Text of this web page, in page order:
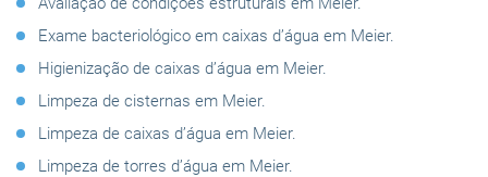
Exame bacteriológico em caixas d’água em Meier.
Higienização de caixas d’água em Meier.
Limpeza de cisternas em Meier.
Limpeza de caixas d’água em Meier.
Limpeza de torres d’água em Meier.